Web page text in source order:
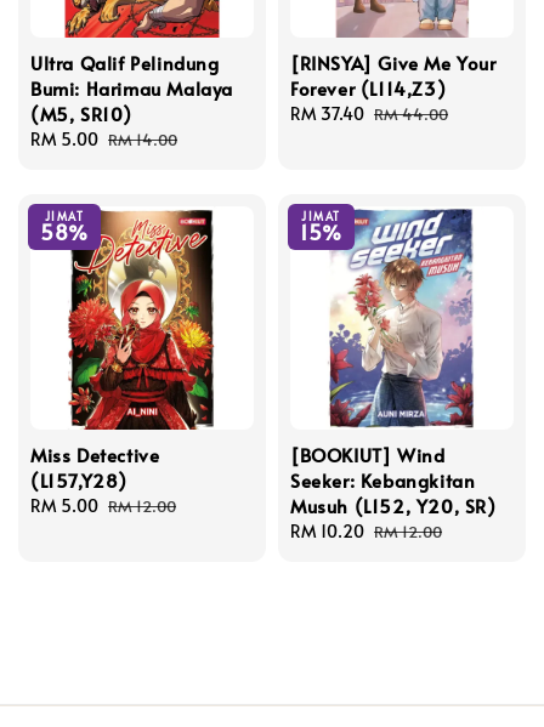
Ultra Qalif Pelindung
Bumi: Harimau Malaya
(M5, SR10)
Sale
RM 5.00 Regular
RM 14.00
[RINSYA] Give Me Your
Forever (L114,Z3)
Sale
RM 37.40 Regular
RM 44.00
JIMAT
58%
Miss Detective
(L157,Y28)
Sale
RM 5.00 Regular
RM 12.00
JIMAT
15%
[BOOKIUT] Wind
Seeker: Kebangkitan
Musuh (L152, Y20, SR)
Sale
RM 10.20 Regular
RM 12.00